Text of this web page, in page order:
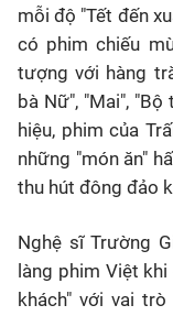
mỗi độ "Tết đến
có phim chiếu
tượng với hàng
bà Nữ", "Mai",
hiệu, phim của
những "món ăn"
thu hút đông đảo
Nghệ sĩ Trường
làng phim Việt
khách" với vai trò